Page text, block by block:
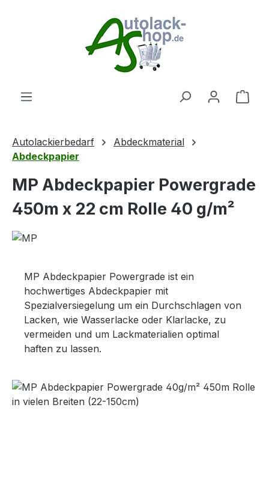
Autolackierbedarf
Abdeckmaterial
Abdeckpapier
MP Abdeckpapier Powergrade
450m x 22 cm Rolle 40 g/m²
MP Abdeckpapier Powergrade ist ein
hochwertiges Abdeckpapier mit
Spezialversiegelung um ein Durchschlagen von
Lacken, wie Wasserlacke oder Klarlacke, zu
vermeiden und um Lackmaterialien optimal
haften zu lassen.
Bildergalerie überspringen